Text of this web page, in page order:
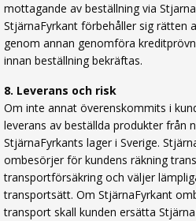
mottagande av beställning via
StjärnaFyrkant förbehåller sig rätten
genom annan genomföra
innan beställning bekräftas.
8. Leverans och risk
Om inte annat överenskommits i
leverans av beställda produkter från
StjärnaFyrkants lager i Sverige.
ombesörjer för kundens räkning
transportförsäkring och väljer
transportsätt. Om StjärnaFyrkant
transport skall kunden ersätta